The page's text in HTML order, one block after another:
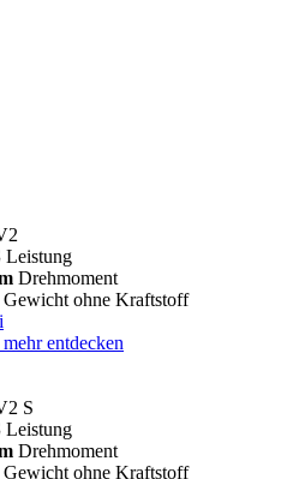
Leistung
Drehmoment
Gewicht ohne Kraftstoff
i
mehr entdecken
S
Leistung
Drehmoment
Gewicht ohne Kraftstoff